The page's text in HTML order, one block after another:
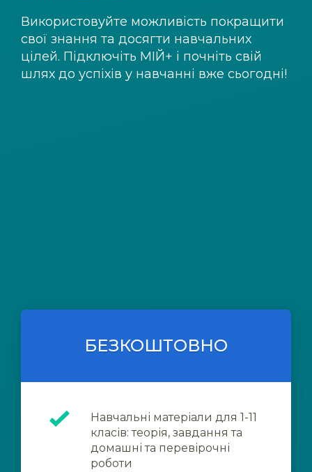
Використовуйте можливість покращити
свої знання та досягти навчальних
цілей. Підключіть МІЙ+ і почніть свій
шлях до успіхів у навчанні вже сьогодні!
БЕЗКОШТОВНО
Навчальні матеріали для 1-11
класів: теорія, завдання та
домашні та перевірочні
роботи